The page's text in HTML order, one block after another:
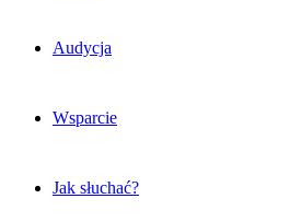
Audycja
Wsparcie
Jak słuchać?